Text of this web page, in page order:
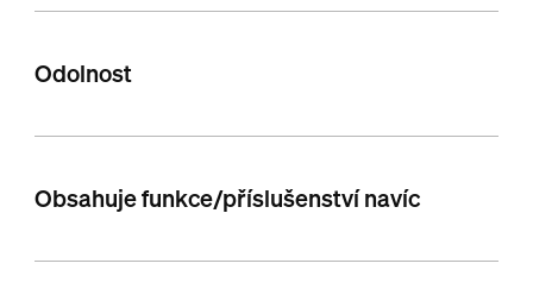
Odolnost
Obsahuje funkce/příslušenství navíc